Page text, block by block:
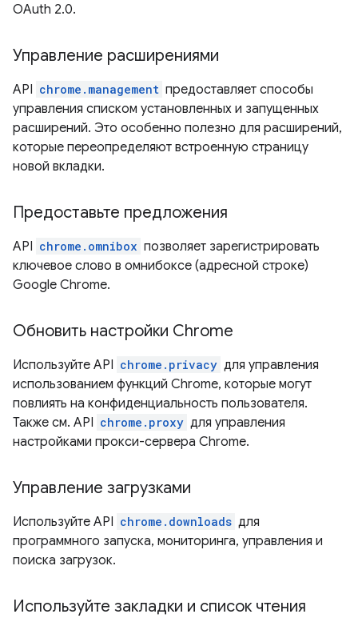
OAuth 2.0.
Управление расширениями
API chrome.management предоставляет способы
управления списком установленных и запущенных
расширений. Это особенно полезно для расширений,
которые переопределяют встроенную страницу
новой вкладки.
Предоставьте предложения
API chrome.omnibox позволяет зарегистрировать
ключевое слово в омнибоксе (адресной строке)
Google Chrome.
Обновить настройки Chrome
Используйте API chrome.privacy для управления
использованием функций Chrome, которые могут
повлиять на конфиденциальность пользователя.
Также см. API chrome.proxy для управления
настройками прокси-сервера Chrome.
Управление загрузками
Используйте API chrome.downloads для
программного запуска, мониторинга, управления и
поиска загрузок.
Используйте закладки и список чтения